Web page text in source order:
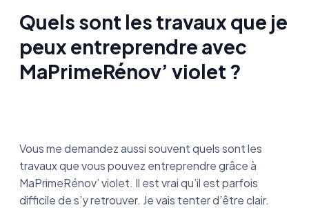
Quels sont les travaux que je
peux entreprendre avec
MaPrimeRénov’ violet ?
Vous me demandez aussi souvent quels sont les
travaux que vous pouvez entreprendre grâce à
MaPrimeRénov’ violet. Il est vrai qu’il est parfois
difficile de s’y retrouver. Je vais tenter d’être clair.